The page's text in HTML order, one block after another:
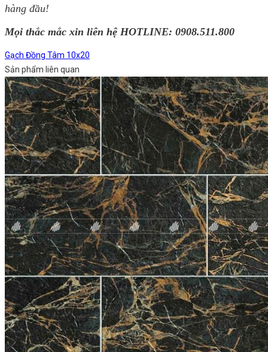
hàng đầu!
Mọi thắc mắc xin liên hệ HOTLINE: 0908.511.800
Gạch Đồng Tâm 10x20
Sản phẩm liên quan